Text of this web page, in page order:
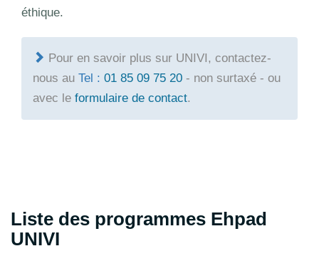
éthique.
Pour en savoir plus sur UNIVI, contactez-
nous au Tel : 01 85 09 75 20 - non surtaxé - ou
avec le formulaire de contact.
Liste des programmes Ehpad
UNIVI